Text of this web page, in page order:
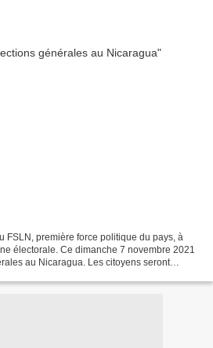
FSLN, première force politique du pays, à
électorale. Ce dimanche 7 novembre 2021
au Nicaragua. Les citoyens seront